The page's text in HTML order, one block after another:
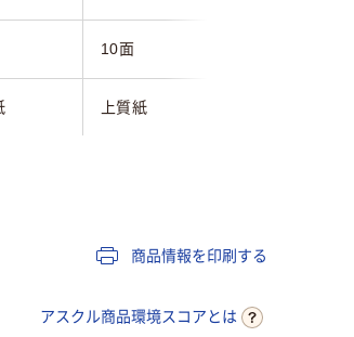
10面
上質紙
0.25mm
ホワイト系
商品情報を印刷する
アスクル商品環境スコアとは